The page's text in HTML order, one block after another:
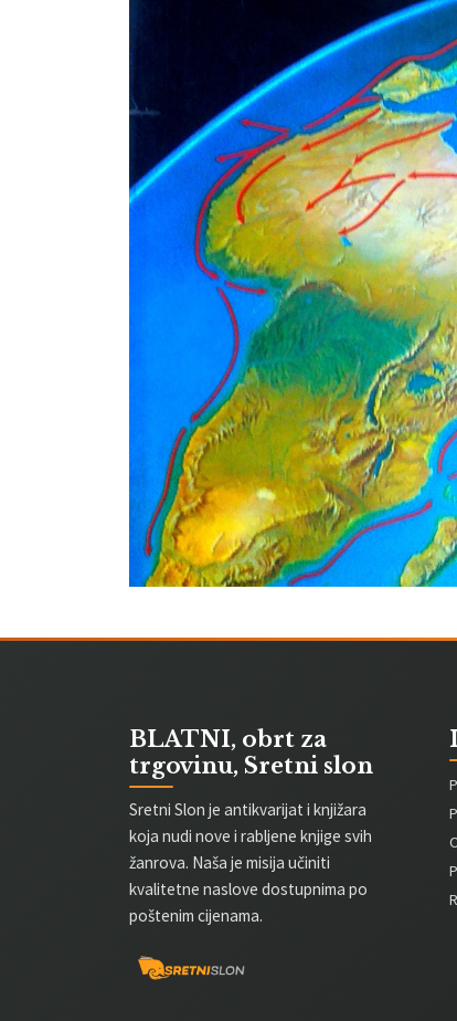
BLATNI, obrt za
trgovinu, Sretni slon
Sretni Slon je antikvarijat i knjižara
koja nudi nove i rabljene knjige svih
žanrova. Naša je misija učiniti
kvalitetne naslove dostupnima po
poštenim cijenama.